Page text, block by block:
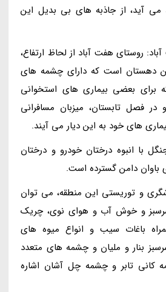
می آید، از جاذبه های بی بدیل این
روستای هفت آباد از لحاظ ارتفاع،
دهستان است که دارای چشمه های
برای بعضی بیماری های استخوانی
فصل تابستان، میزبان مسافرانی
های خود به این دیار می آیند.
با انبوه درختان خودرو و درختان
باوان دامن گسترده است.
و توریستی این منطقه، می توان
سرسبز و خوش آب و هوای نوی، چریک
باغات سیب و انواع میوه های
بنار و ملیان و چشمه های متعدد
تابر و چشمه چل آشان اشاره